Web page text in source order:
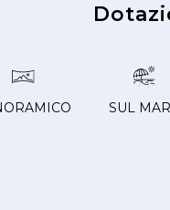
SUL